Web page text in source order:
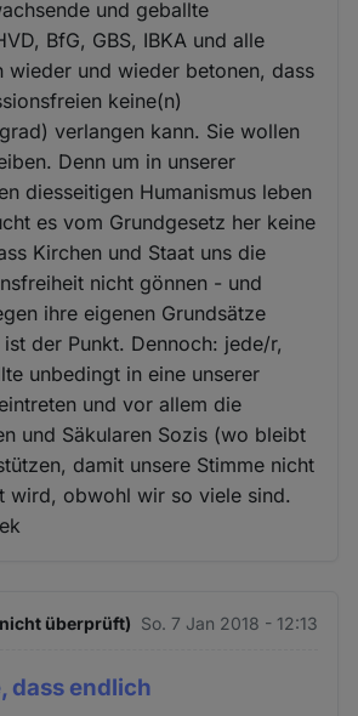
und geballte
BfG, GBS, IBKA und alle
wieder und wieder betonen, dass
keine(n)
verlangen kann. Sie wollen
Denn um in unserer
diesseitigen Humanismus leben
es vom Grundgesetz her keine
Kirchen und Staat uns die
nicht gönnen - und
ihre eigenen Grundsätze
der Punkt. Dennoch: jede/r,
unbedingt in eine unserer
und vor allem die
und Säkularen Sozis (wo bleibt
damit unsere Stimme nicht
wird, obwohl wir so viele sind.
überprüft) So. 7 Jan 2018 - 12:13
dass endlich